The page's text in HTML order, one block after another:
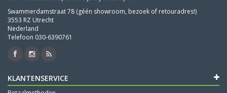
Swammerdamstraat 78 (géén showroom, bezoek of retouradres!)
3553 RZ Utrecht
Nederland
Telefoon 030-6390761
KLANTENSERVICE